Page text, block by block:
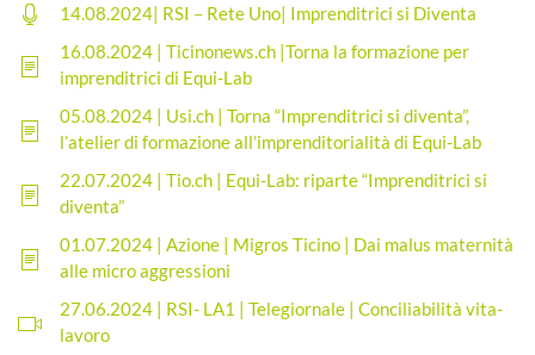
14.08.2024| RSI – Rete Uno| Imprenditrici si Diventa
16.08.2024 | Ticinonews.ch |Torna la formazione per
imprenditrici di Equi-Lab
05.08.2024 | Usi.ch | Torna “Imprenditrici si diventa”,
l’atelier di formazione all’imprenditorialità di Equi-Lab
22.07.2024 | Tio.ch | Equi-Lab: riparte “Imprenditrici si
diventa”
01.07.2024 | Azione | Migros Ticino | Dai malus maternità
alle micro aggressioni
27.06.2024 | RSI- LA1 | Telegiornale | Conciliabilità vita-
lavoro